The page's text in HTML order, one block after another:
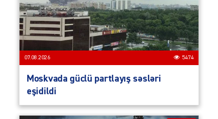
07.08.2026 5474
Moskvada güclü partlayış səsləri
eşidildi